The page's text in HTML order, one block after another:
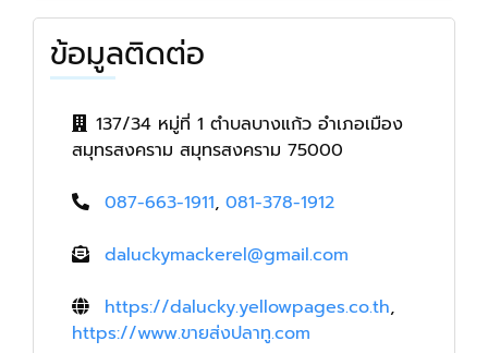
ข้อมูลติดต่อ
137/34 หมู่ที่ 1 ตำบลบางแก้ว อำเภอเมือง
สมุทรสงคราม สมุทรสงคราม 75000
087-663-1911, 081-378-1912
daluckymackerel@gmail.com
https://dalucky.yellowpages.co.th,
https://www.ขายส่งปลาทู.com